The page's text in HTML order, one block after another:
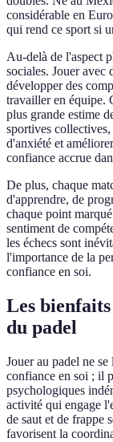
considérable en
qui rend ce sport si
Au-delà de l'aspect
sociales. Jouer avec
développer des
travailler en équipe.
plus grande estime
sportives
d'anxiété et
confiance accrue
De plus, chaque
d'apprendre, de
chaque point
sentiment de
les échecs sont
l'importance de la
confiance en soi.
Les
du padel
Jouer au padel ne
confiance en soi ; il
psychologiques
activité qui engage
de saut et de frappe
favorisent la